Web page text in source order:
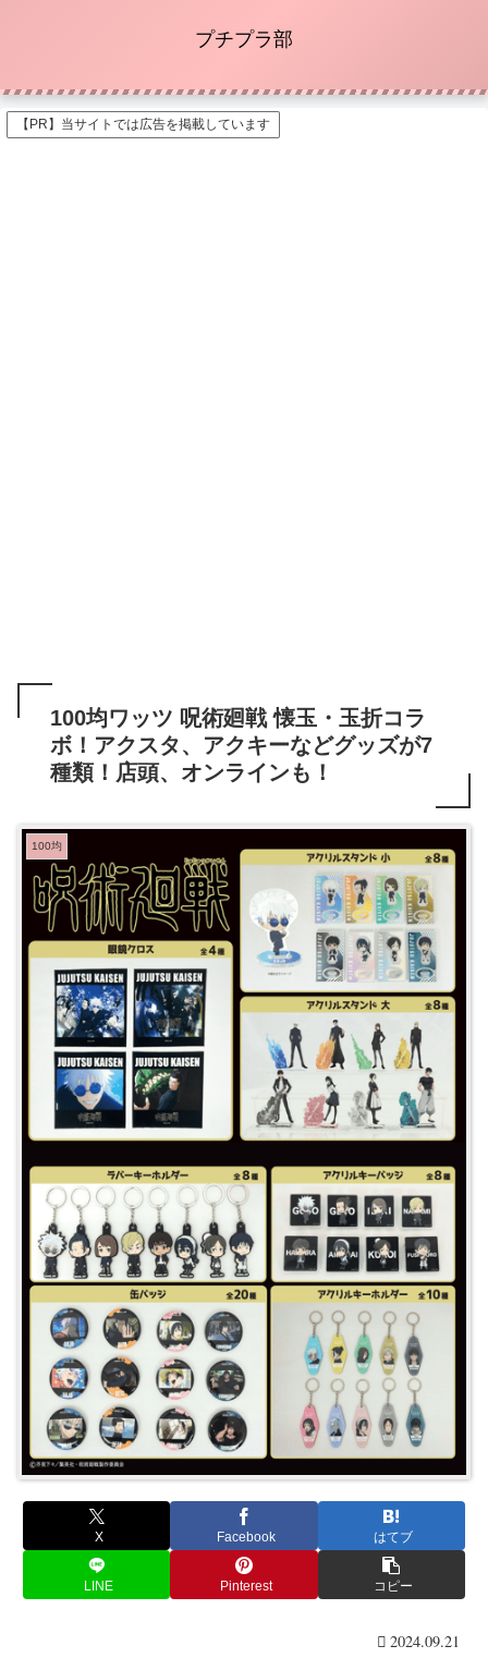
プチプラ部
【PR】当サイトでは広告を掲載しています
100均ワッツ 呪術廻戦 懐玉・玉折コラ
ボ！アクスタ、アクキーなどグッズが7
種類！店頭、オンラインも！
100均
X Facebook はてブ
LINE Pinterest コピー
2024.09.21